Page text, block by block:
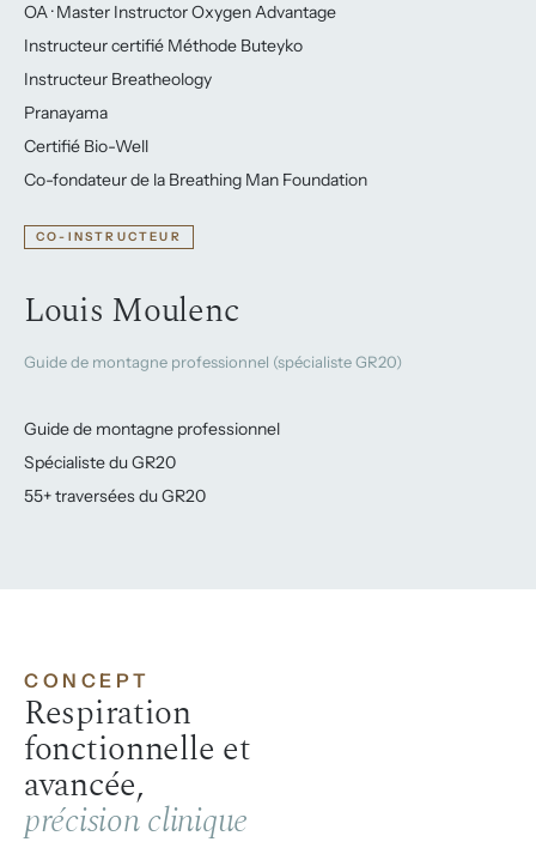
OA · Master Instructor Oxygen Advantage
Instructeur certifié Méthode Buteyko
Instructeur Breatheology
Pranayama
Certifié Bio-Well
Co-fondateur de la Breathing Man Foundation
CO-INSTRUCTEUR
Louis Moulenc
Guide de montagne professionnel (spécialiste GR20)
Guide de montagne professionnel
Spécialiste du GR20
55+ traversées du GR20
CONCEPT
Respiration
fonctionnelle et
avancée,
précision clinique